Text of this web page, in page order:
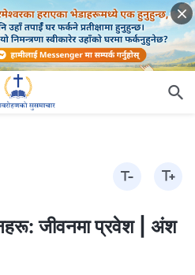
जीवनमा प्रवेश | अंश